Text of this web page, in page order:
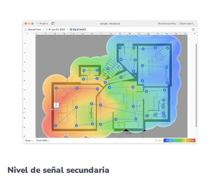
Nivel de señal secundaria